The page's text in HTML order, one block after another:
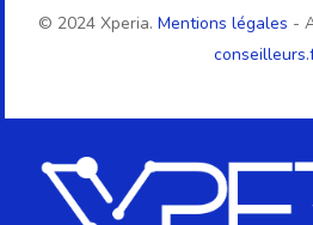
© 2024 Xperia. Mentions légales -